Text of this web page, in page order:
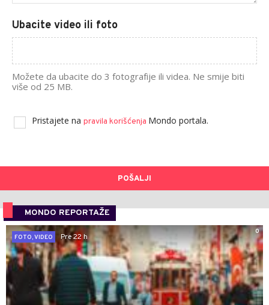
Ubacite video ili foto
Možete da ubacite do 3 fotografije ili videa. Ne smije biti
više od 25 MB.
Pristajete na pravila korišćenja Mondo portala.
POŠALJI
MONDO REPORTAŽE
0
FOTO, VIDEO
Pre 22 h